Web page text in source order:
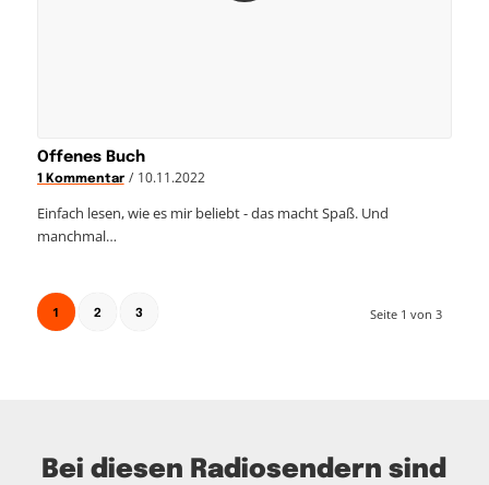
Offenes Buch
1 Kommentar / 10.11.2022
Einfach lesen, wie es mir beliebt - das macht Spaß. Und
manchmal…
Seite 1 von 3
1 2 3
Bei diesen Radiosendern sind